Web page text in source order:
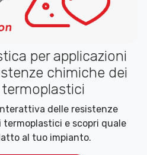
per applicazioni
chimiche dei
delle resistenze
e scopri quale
al tuo impianto.